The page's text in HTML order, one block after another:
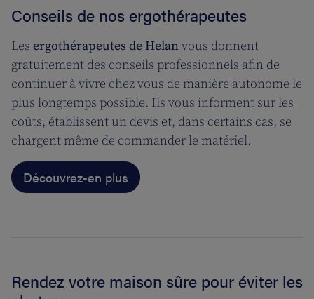
Conseils de nos ergothérapeutes
Les ergothérapeutes de Helanvous donnent
gratuitement des conseils professionnels afin de
continuer à vivre chez vous de manière autonome le
plus longtemps possible. Ils vous informent sur les
coûts, établissent un devis et, dans certains cas, se
chargent même de commander le matériel.
Découvrez-en plus
Rendez votre maison sûre pour éviter les